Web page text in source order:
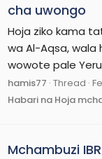
cha uwongo
Hoja ziko kama
wa Al-Aqsa, wala
wowote pale
hamis77 Thread
Habari na Hoja
Mchambuzi